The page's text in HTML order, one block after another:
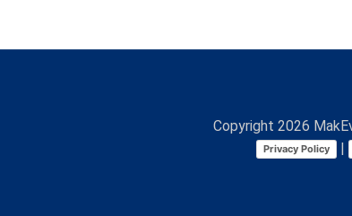
Copyright 2026
Privacy Policy |